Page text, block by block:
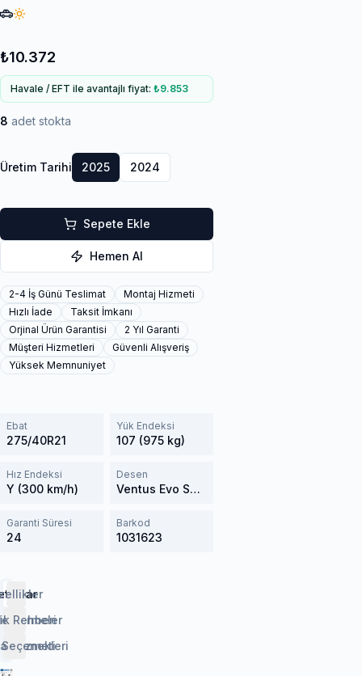
₺10.372
Havale / EFT ile avantajlı fiyat: ₺9.853
8 adet stokta
Üretim Tarihi 2025 2024
Sepete Ekle
Hemen Al
2-4 İş Günü Teslimat
Montaj Hizmeti
Hızlı İade
Taksit İmkanı
Orjinal Ürün Garantisi
2 Yıl Garanti
Müşteri Hizmetleri
Güvenli Alışveriş
Yüksek Memnuniyet
Ebat
275/40R21
Yük Endeksi
107 (975 kg)
Hız Endeksi
Y (300 km/h)
Desen
Ventus Evo SUV K137A
Garanti Süresi
24
Barkod
1031623
Rehberi
Hizmeti